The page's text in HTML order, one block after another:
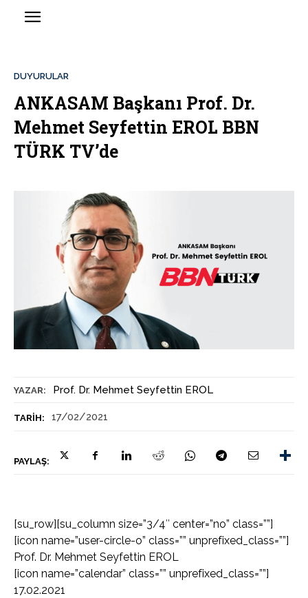
YAZAR: Prof. Dr. Mehmet Seyfettin EROL
TARIH: 17/02/2021
PAYLAŞ:
DUYURULAR
ANKASAM Başkanı Prof. Dr.
Mehmet Seyfettin EROL BBN
TÜRK TV’de
[su_row][su_column size=”3/4″ center=”no” class=””]
[icon name=”user-circle-o” class=”” unprefixed_class=””]
Prof. Dr. Mehmet Seyfettin EROL
[icon name=”calendar” class=”” unprefixed_class=””]
17.02.2021